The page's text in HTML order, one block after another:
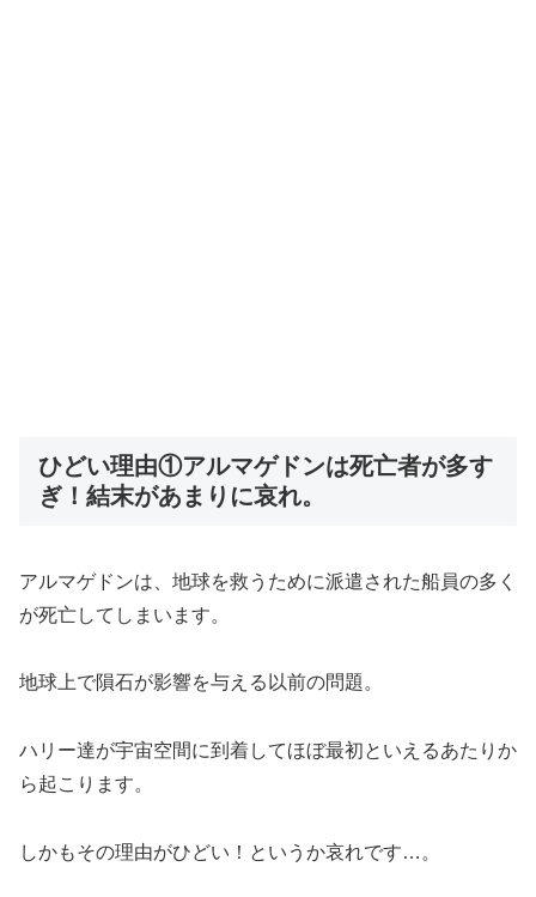
ひどい理由①アルマゲドンは死亡者が多す
ぎ！結末があまりに哀れ。
アルマゲドンは、地球を救うために派遣された船員の多く
が死亡してしまいます。
地球上で隕石が影響を与える以前の問題。
ハリー達が宇宙空間に到着してほぼ最初といえるあたりか
ら起こります。
しかもその理由がひどい！というか哀れです…。